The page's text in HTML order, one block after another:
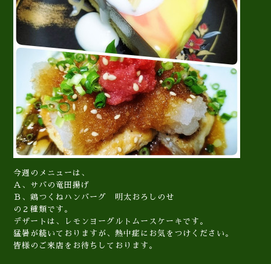
今週のメニューは、
Ａ、サバの竜田揚げ
Ｂ、鶏つくねハンバーグ 明太おろしのせ
の２種類です。
デザートは、レモンヨーグルトムースケーキです。
猛暑が続いておりますが、熱中症にお気をつけください。
皆様のご来店をお待ちしております。